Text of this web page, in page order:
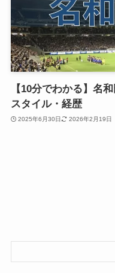
【10分でわかる】名
スタイル・経歴
2025年6月30日 2026年2月19日